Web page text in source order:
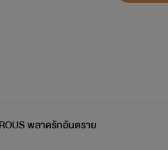
พลาดรักอันตราย